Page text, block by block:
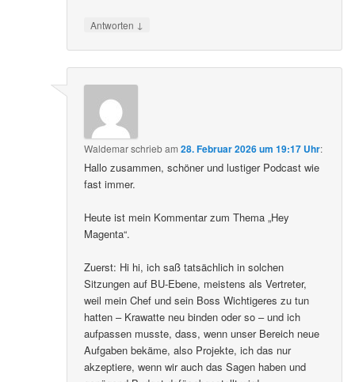
Antworten ↓
Waldemarschriebam28. Februar 2026 um 19:17 Uhr:
Hallo zusammen, schöner und lustiger Podcast wie
fast immer.
Heute ist mein Kommentar zum Thema „Hey
Magenta“.
Zuerst: Hi hi, ich saß tatsächlich in solchen
Sitzungen auf BU-Ebene, meistens als Vertreter,
weil mein Chef und sein Boss Wichtigeres zu tun
hatten – Krawatte neu binden oder so – und ich
aufpassen musste, dass, wenn unser Bereich neue
Aufgaben bekäme, also Projekte, ich das nur
akzeptiere, wenn wir auch das Sagen haben und